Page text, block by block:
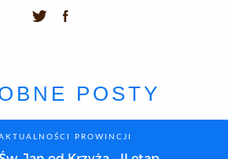
POSTY
PROWINCJI